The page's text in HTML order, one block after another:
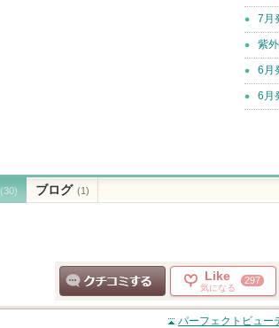
7月
紫
6月
6月
(30) ブログ (1)
クチコミする
Like
気になる
297
パーフェクトビュー